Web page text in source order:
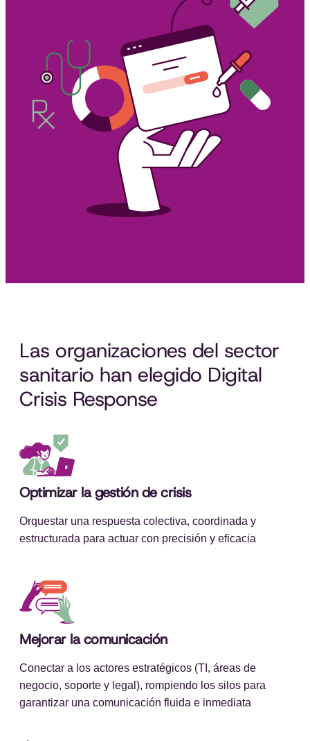
Las organizaciones del sector
sanitario han elegido Digital
Crisis Response
Optimizar la gestión de crisis
Orquestar una respuesta colectiva, coordinada y
estructurada para actuar con precisión y eficacia
Mejorar la comunicación
Conectar a los actores estratégicos (TI, áreas de
negocio, soporte y legal), rompiendo los silos para
garantizar una comunicación fluida e inmediata